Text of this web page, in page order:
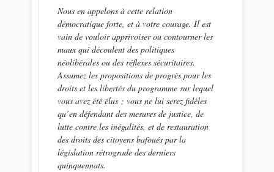
Nous en appelons à cette relation
démocratique forte, et à votre courage. Il est
vain de vouloir apprivoiser ou contourner les
maux qui découlent des politiques
néolibérales ou des réflexes sécuritaires.
Assumez les propositions de progrès pour les
droits et les libertés du programme sur lequel
vous avez été élus ; vous ne lui serez fidèles
qu’en défendant des mesures de justice, de
lutte contre les inégalités, et de restauration
des droits des citoyens bafoués par la
législation rétrograde des derniers
quinquennats.